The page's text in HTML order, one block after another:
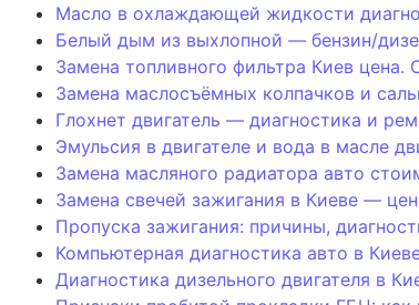
Масло в охлаждающей жидкости
Белый дым из выхлопной — бензин/
Замена топливного фильтра Киев цена.
Замена маслосъёмных колпачков и
Глохнет двигатель — диагностика и
Эмульсия в двигателе и вода в масле
Замена масляного радиатора авто
Замена свечей зажигания в Киеве —
Пропуска зажигания: причины,
Компьютерная диагностика авто в
Диагностика дизельного двигателя в